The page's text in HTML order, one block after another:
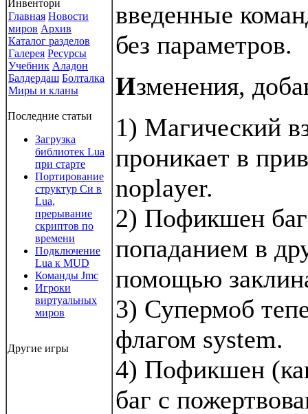
Инвентори
Главная Новости
миров Архив
Каталог разделов
Галерея Ресурсы
Учебник Аладон
Балдердаш Болталка
Миры и кланы
Последние статьи
Загрузка
библиотек Lua
при старте
Портирование
структур Си в
Lua,
прерывание
скриптов по
времени
Подключение
Lua к MUD
Команды Jmc
Игроки
виртуальных
миров
Другие игры
введенные
без параметров.
Изменения,
1) Магический
проникает в
noplayer.
2) Пофикшен
попаданием в
помощью
3) Супермоб
флагом system.
4) Пофикшен
баг с